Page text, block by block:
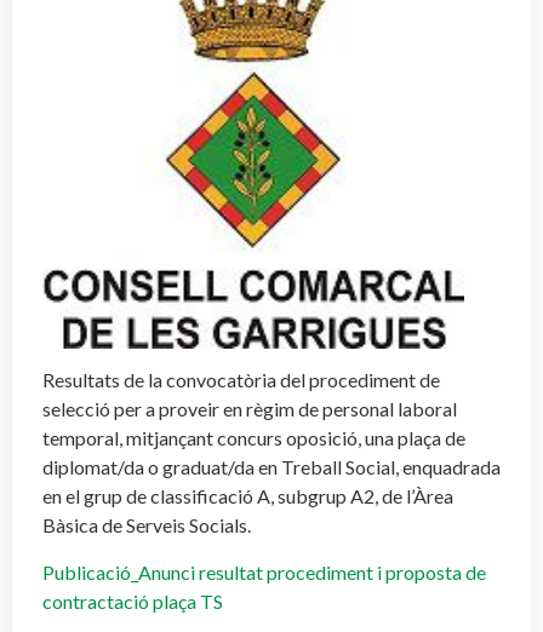
Resultats de la convocatòria del procediment de
selecció per a proveir en règim de personal laboral
temporal, mitjançant concurs oposició, una plaça de
diplomat/da o graduat/da en Treball Social, enquadrada
en el grup de classificació A, subgrup A2, de l’Àrea
Bàsica de Serveis Socials.
Publicació_Anunci resultat procediment i proposta de
contractació plaça TS